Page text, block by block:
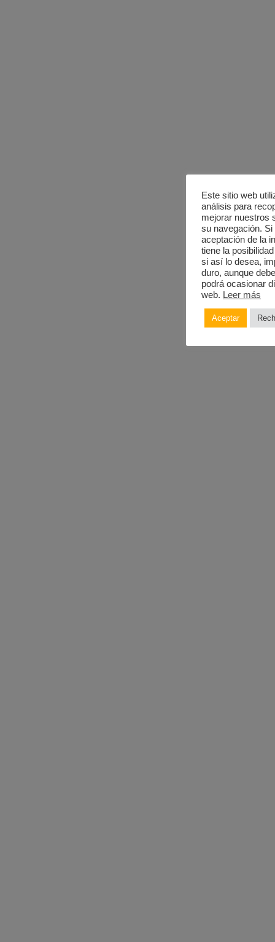
Este sitio web
análisis para
mejorar nuestros
su navegación.
aceptación de la
tiene la
si así lo desea,
duro, aunque
podrá ocasionar
web. Leer más
Aceptar